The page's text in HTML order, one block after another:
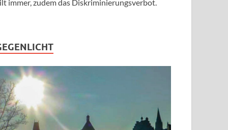
immer, zudem das Diskriminierungsverbot.